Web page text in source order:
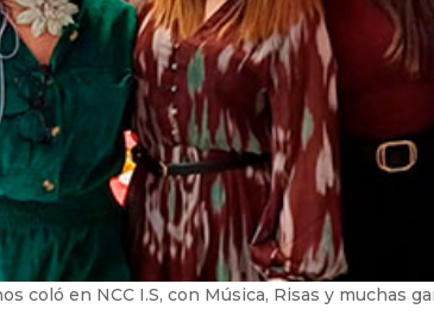
coló en NCC I.S, con Música, Risas y muchas